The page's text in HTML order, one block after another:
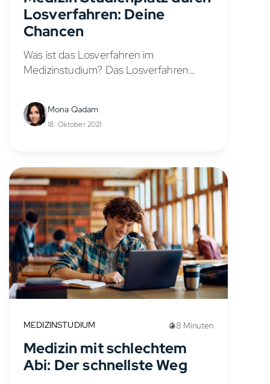
Losverfahren: Deine
Chancen
Was ist das Losverfahren im
Medizinstudium? Das Losverfahren
unterschätzter Weg, um einen
Studienplatz zu erhalten – selbst wenn
du keinen perfekten NC hast. Es...
Mona Qadam
18. Oktober 2021
MEDIZINSTUDIUM 8 Minuten
Medizin mit schlechtem
Abi: Der schnellste Weg